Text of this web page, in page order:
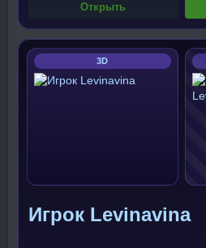
Открыть
3D
Игрок Levinavina